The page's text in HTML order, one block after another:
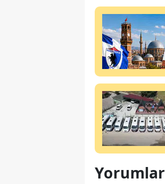
Yorumlar